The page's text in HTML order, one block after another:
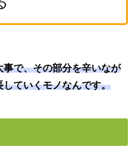
で、その部分を辛いなが
ていくモノなんです。